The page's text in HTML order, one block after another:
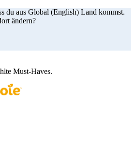
du aus Global (English) Land kommst.
ändern?
Must-Haves.